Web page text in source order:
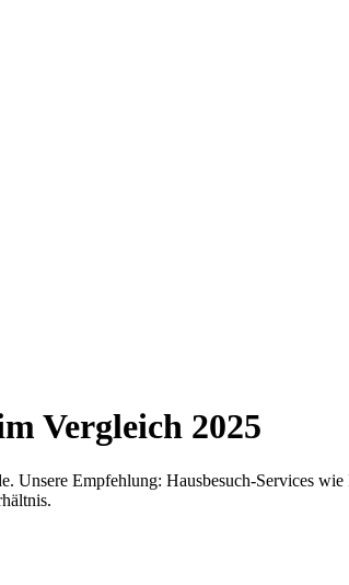
Vergleich 2025
Empfehlung: Hausbesuch-Services